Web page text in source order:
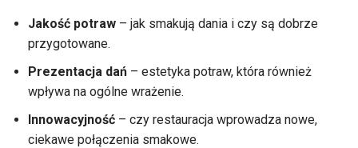
Jakość potraw – jak smakują dania i czy są dobrze
przygotowane.
Prezentacja dań – estetyka potraw, która również
wpływa na ogólne wrażenie.
Innowacyjność – czy restauracja wprowadza nowe,
ciekawe połączenia smakowe.